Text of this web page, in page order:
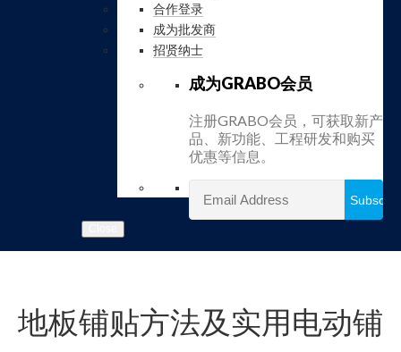
合作登录
成为批发商
招贤纳士
成为GRABO会员
注册GRABO会员，可获取新产
品、新功能、工程研发和购买
优惠等信息。
地板铺贴方法及实用电动铺